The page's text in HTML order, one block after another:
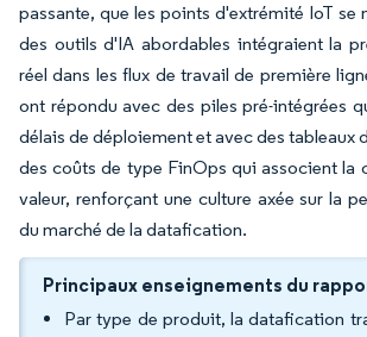
passante, que les points d'extrémité IoT se
des outils d'IA abordables intégraient la
réel dans les flux de travail de première
ont répondu avec des piles pré-intégrées
délais de déploiement et avec des tableaux
des coûts de type FinOps qui associent la
valeur, renforçant une culture axée sur la
du marché de la datafication.
Principaux enseignements du
Par type de produit, la datafication